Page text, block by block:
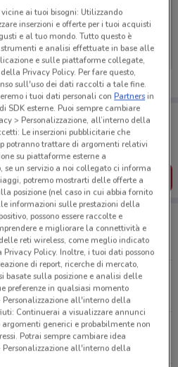
non abbiamo pubblicato
zona. Riprova più tardi.
sempre con te!
offerte dei negozi vicino a te,
la tua lista del risparmio, comodamente
SCARICA L’APP
Orbassano
7/5 Rivalta Di Torino
ai tuoi bisogni: Utilizzando
inserzioni e offerte per i tuoi acquisti
e al tuo mondo. Tutto questo è
e analisi effettuate in base alle
e sulle piattaforme collegate,
Privacy Policy. Per fare questo,
sull'uso dei dati raccolti a tale fine.
i tuoi dati personali conPartnersin
SDK esterne. Puoi sempre cambiare
> Personalizzazione, all’interno della
Le inserzioni pubblicitarie che
potranno trattare di argomenti relativi
su piattaforme esterne a
se un servizio a noi collegato ci informa
potremo mostrarti delle offerte a
posizione (nel caso in cui abbia fornito
informazioni sulle prestazioni della
possono essere raccolte e
e migliorare la connettività e
reti wireless, come meglio indicato
Policy. Inoltre, i tuoi dati possono
di report, ricerche di mercato,
basate sulla posizione e analisi delle
preferenze in qualsiasi momento
all'interno della
Continuerai a visualizzare annunci
generici e probabilmente non
Potrai sempre cambiare idea
all'interno della